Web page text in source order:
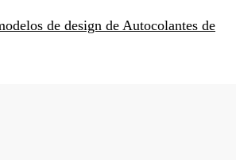
de design de Autocolantes de